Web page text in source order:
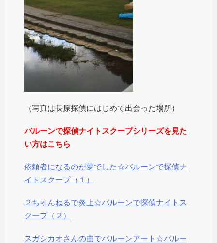
（写真は長原探偵にはじめて出会った場所）
バルーンで探偵ナイトスクープシリーズを見た
い方はこちら
依頼者になるのが夢でした☆バルーンで探偵ナ
イトスクープ（１）
２ちゃんねるで炎上☆バルーンで探偵ナイトス
クープ（２）
スガシカオさんの曲でバルーンアート☆バルー